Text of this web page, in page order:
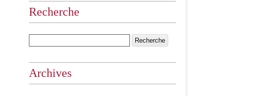
Recherche
Archives